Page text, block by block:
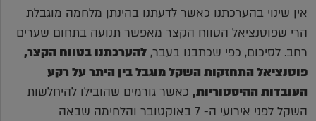
אין שינוי בהערכתנו כאשר לדעתנו בהינתן מלחמה מוגבלת
הרי שפוטנציאל הטווח הקצר מאפשר תנועה בתחום שערים
רחב. לסיכום, כפי שכתבנו בעבר, להערכתנו בטווח הקצר,
פוטנציאל התחזקות השקל מוגבל בין היתר על רקע
העובדות ההיסטוריות, כאשר גורמים שהובילו להיחלשות
השקל לפני אירועי ה- 7 באוקטובר והלחימה שבאה